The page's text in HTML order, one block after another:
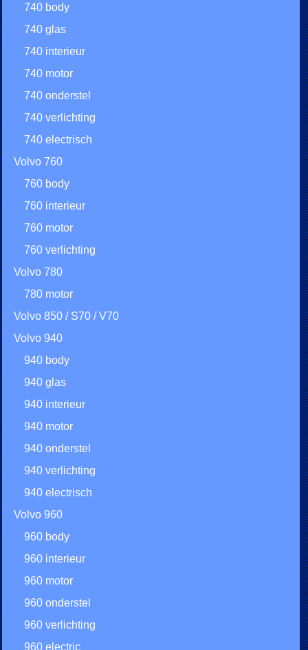
740 body
740 glas
740 interieur
740 motor
740 onderstel
740 verlichting
740 electrisch
Volvo 760
760 body
760 interieur
760 motor
760 verlichting
Volvo 780
780 motor
Volvo 850 / S70 / V70
Volvo 940
940 body
940 glas
940 interieur
940 motor
940 onderstel
940 verlichting
940 electrisch
Volvo 960
960 body
960 interieur
960 motor
960 onderstel
960 verlichting
960 electric